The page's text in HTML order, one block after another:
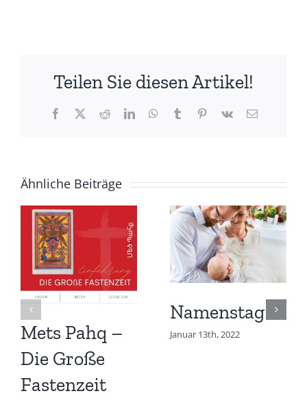
Teilen Sie diesen Artikel!
Facebook
X RedditLinkedInWhatsApp
TumblrPinterest
Vk
E-
Ähnliche Beiträge
Mets Pahq –
Die Große
Fastenzeit
Namenstag
Januar 13th, 2022